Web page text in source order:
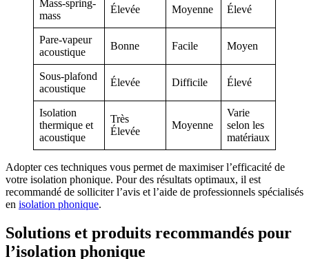
Mass-spring-
mass
Élevée Moyenne Élevé
Pare-vapeur
acoustique
Bonne Facile Moyen
Sous-plafond
acoustique
Élevée Difficile Élevé
Isolation
thermique et
acoustique
Très
Élevée
Moyenne
Varie
selon les
matériaux
Adopter ces techniques vous permet de maximiser l’efficacité de
votre isolation phonique. Pour des résultats optimaux, il est
recommandé de solliciter l’avis et l’aide de professionnels spécialisés
en isolation phonique.
Solutions et produits recommandés pour
l’isolation phonique